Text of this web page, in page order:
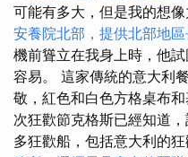
可能有多大，但是我的想像
安養院北部，提供北部地
機前聳立在我身上時，他
容易。 這家傳統的意大利
敬，紅色和白色方格桌布和
次狂歡節克格斯已經知道
多狂歡船，包括意大利的狂